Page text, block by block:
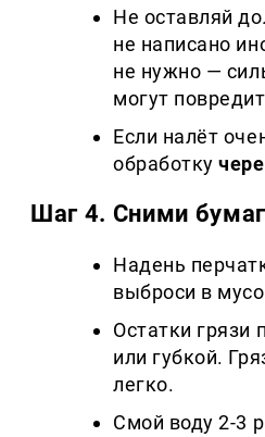
Не оставляй
не написано
не нужно —
могут
Если налёт
обработку
Шаг 4. Сними
Надень
выброси в
Остатки грязи
или губкой.
легко.
Смой воду 2-3